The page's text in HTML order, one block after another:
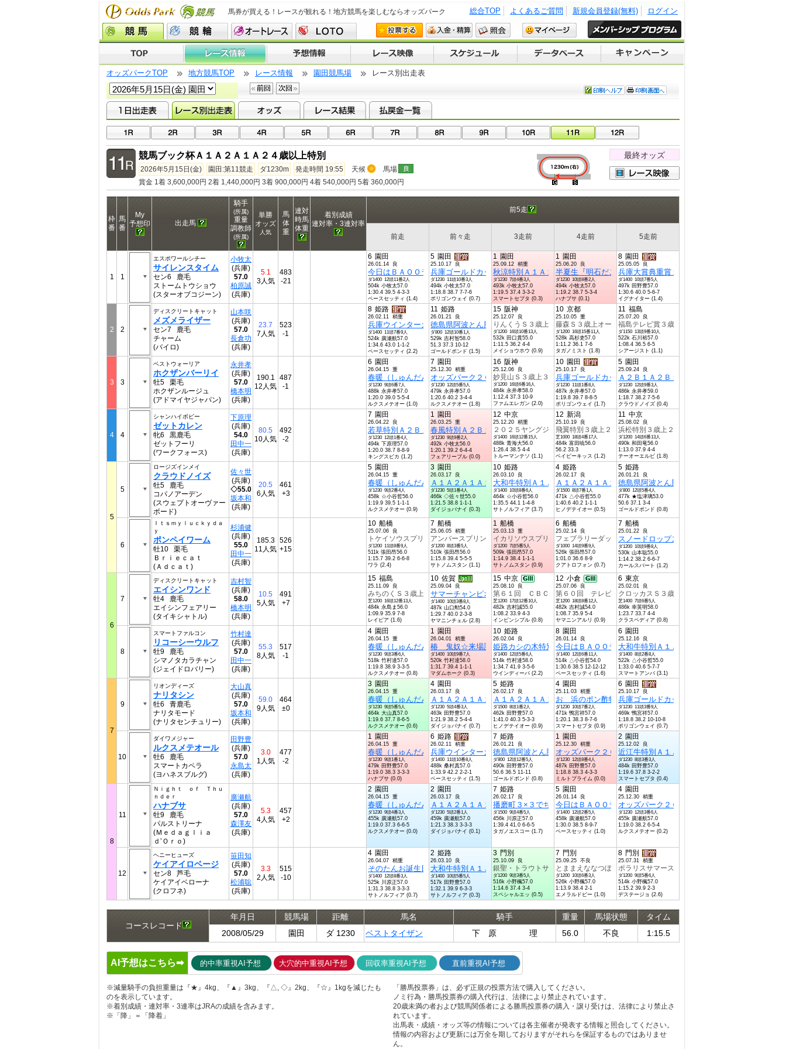
馬券が買える！レースが観れる！地方競馬を楽しむならオッズパーク ログイン
新規会員登録(無料)
よくあるご質問
総合TOP
オッズパークTOP 地方競馬TOP レース情報 園田競馬場 レース別出走表
競馬ブック杯Ａ１Ａ２Ａ１Ａ２４歳以上特別
2026年5月15日(金) 園田:第11競走 ダ1230m 発走時間 19:55 天候
馬場
賞金 1着 3,600,000円 2着 1,440,000円 3着 900,000円 4着 540,000円 5着 360,000円
最終オッズ
枠
番
馬
番
My
予想印
出走馬
騎手
(所属)
重量
調教師
(所属)
単勝
オッズ
人気
馬
体
重
連対
時馬
体重
着別成績
連対率・3連対率
前5走
前走 前々走 3走前 4走前 5走前
1 1
エスポワールシチー
サイレンスタイム
セン6 鹿毛
ストームトウショウ
(スターオブコジーン)
小牧太
(兵庫)
57.0
柏原誠
(兵庫)
5.1
3人気
483
-21
6 園田
26.01.14 良
今日はＢＡＯＯラジオ放送！記念Ａ１Ａ２Ａ１Ａ２４歳以上特別
ダ1400 12頭11番2人
504k 小牧太57.0
1:30.4 39.5 4-3-3
ペースセッティ (1.4)
5 園田
25.10.17 良
兵庫ゴールドカップ重賞１３歳以上登録馬
ダ1230 11頭10番3人
494k 小牧太57.0
1:18.8 38.7 7-7-6
ポリゴンウェイ (0.7)
1 園田
25.09.12 稍重
秋涼特別Ａ１Ａ２Ａ１Ａ２３歳以上特別
ダ1230 7頭4番3人
493k 小牧太57.0
1:19.5 37.4 3-3-2
スマートセプタ (0.3)
1 園田
25.06.20 良
半夏生『明石だこ』特別Ａ１Ａ２Ａ１Ａ２４歳以上特別
ダ1230 10頭8番2人
494k 小牧太57.0
1:19.2 38.7 5-3-4
ハナブサ (0.1)
8 園田
25.05.05 良
兵庫大賞典重賞１４歳以上登録馬
ダ1400 10頭7番5人
497k 田野豊57.0
1:30.6 40.0 5-6-7
イグナイター (1.4)
2 2
ディスクリートキャット
メズメライザー
セン7 鹿毛
チャーム
(パイロ)
山本咲
(兵庫)
57.0
長倉功
(兵庫)
23.7
7人気
523
-1
8 姫路
26.02.11 稍重
兵庫ウインターカップ重賞１４歳以上登録馬
ダ1400 11頭7番9人
524k 廣瀬航57.0
1:34.6 43.0 1-1-2
ペースセッティ (2.2)
11 姫路
26.01.21 良
徳島県阿波とん豚特別ＡＢ４歳以上特別
ダ800 12頭10番1人
529k 吉村智58.0
51.3 37.3 10-12
ゴールドボンド (1.5)
15 阪神
25.12.07 良
りんくうＳ３歳上オープン
ダ1200 16頭10番13人
532k 田口貫55.0
1:11.5 36.2 4-4
メイショウホウ (0.9)
10 京都
25.10.05 重
藤森Ｓ３歳上オープン
ダ1200 16頭15番11人
528k 高杉吏57.0
1:11.2 36.1 7-6
タガノミスト (1.8)
11 福島
25.07.20 良
福島テレビ賞３歳上オープン
ダ1150 13頭9番10人
522k 石川裕57.0
1:08.4 36.5 6-5
シアージスト (1.1)
3 3
ベストウォーリア
ホクザンバーリイ
牡5 栗毛
ホクザンルージュ
(アドマイヤジャパン)
永井孝
(兵庫)
57.0
橋本明
(兵庫)
190.1
12人気
487
-1
6 園田
26.04.15 重
春暖（しゅんだん）特別Ａ１Ａ２Ａ１Ａ２４歳以上特別
ダ1230 9頭6番7人
488k 永井孝57.0
1:20.0 39.0 5-5-4
ルクスメテオー (1.0)
7 園田
25.12.30 稍重
オッズパーク２０２５杯Ａ１Ａ２Ａ１Ａ２３歳以上特別
ダ1230 12頭5番5人
479k 永井孝57.0
1:20.6 40.2 3-4-4
ルクスメテオー (1.8)
16 阪神
25.12.06 良
妙見山Ｓ３歳上３勝クラス
ダ1200 16頭6番16人
484k 永井孝58.0
1:12.4 37.3 10-9
ファムエレガン (2.0)
10 園田
25.10.17 良
兵庫ゴールドカップ重賞１３歳以上登録馬
ダ1230 11頭1番8人
487k 永井孝57.0
1:19.8 39.7 8-8-5
ポリゴンウェイ (1.7)
5 園田
25.09.24 良
Ａ２Ｂ１Ａ２Ｂ１３歳以上特別
ダ1230 12頭9番3人
486k 永井孝59.0
1:18.7 38.2 7-5-6
クラウドノイズ (0.4)
4 4
シャンハイボビー
ゼットカレン
牝6 黒鹿毛
ゼットフーリ
(ワークフォース)
下原理
(兵庫)
54.0
田中一
(兵庫)
80.5
10人気
492
-2
7 園田
26.04.22 良
若草特別Ａ２Ｂ１Ａ２Ｂ１４歳以上特別
ダ1230 12頭1番4人
494k 下原理57.0
1:20.0 38.7 8-8-9
キングスピカ (1.2)
1 園田
26.03.25 重
春風特別Ａ２Ｂ１Ａ２Ｂ１４歳以上特別
ダ1230 9頭9番2人
492k 小牧太56.0
1:20.1 39.2 6-4-4
フェアリーブル (0.0)
12 中京
25.12.20 稍重
２０２５ヤングジョッキーズシリーズファイ３歳上２勝クラス
ダ1400 16頭12番15人
488k 青海大56.0
1:26.4 38.5 4-4
トルーマンテソ (1.1)
12 新潟
25.10.19 良
飛翼特別３歳上２勝クラス
芝1000 18頭4番17人
484k 富田暁56.0
56.2 33.3
ベイビーキッス (1.2)
11 中京
25.08.02 良
浜松特別３歳上２勝クラス
ダ1200 14頭6番13人
490k 和田竜56.0
1:13.0 37.9 4-4
テーオーエルビ (1.8)
5
5
ロージズインメイ
クラウドノイズ
牡5 鹿毛
コパノアーデン
(スウェプトオーヴァー
ボード)
佐々世
(兵庫)
◇55.0
坂本和
(兵庫)
20.5
6人気
461
+3
5 園田
26.04.15 重
春暖（しゅんだん）特別Ａ１Ａ２Ａ１Ａ２４歳以上特別
ダ1230 9頭2番4人
458k ☆小谷哲56.0
1:19.9 39.5 1-1-1
ルクスメテオー (0.9)
3 園田
26.03.17 良
Ａ１Ａ２Ａ１Ａ２４歳以上特別
ダ1230 5頭1番4人
466k ◇佐々世55.0
1:21.5 38.8 1-1-1
ダイジョバナイ (0.3)
10 姫路
26.03.10 良
大和牛特別Ａ１Ａ１４歳以上特別
ダ1400 10頭8番6人
464k ☆小谷哲56.0
1:35.5 44.1 1-4-8
サトノルフィア (3.7)
4 姫路
26.02.17 良
Ａ１Ａ２Ａ１Ａ２４歳以上特別
ダ1500 8頭7番1人
471k △小谷哲55.0
1:40.6 40.2 1-1-1
ヒノデテイオー (0.5)
5 姫路
26.01.21 良
徳島県阿波とん豚特別ＡＢ４歳以上特別
ダ800 12頭5番4人
477k ★塩津璃53.0
50.6 37.1 3-4
ゴールドボンド (0.8)
6
Ｉｔｓｍｙｌｕｃｋｙｄａ
ｙ
ポンペイワーム
牡10 栗毛
Ｂｒｉｅｃａｔ
(Ａｄｃａｔ)
杉浦健
(兵庫)
55.0
田中一
(兵庫)
185.3
11人気
526
+15
10 船橋
25.07.06 良
トケイソウスプリントＢ１選抜馬
ダ1200 11頭8番9人
511k 張田昂56.0
1:15.7 39.2 6-6-8
ワラ (2.4)
7 船橋
25.06.05 稍重
アンバースプリントＢ１選抜馬
ダ1200 8頭3番5人
510k 張田昂56.0
1:15.8 39.4 5-5-5
サトノムスタン (1.1)
1 船橋
25.03.13 重
イカリソウスプリントＢ１Ｂ２選抜馬
ダ1200 7頭5番5人
509k 張田昂57.0
1:14.9 38.4 1-1-1
サトノムスタン (0.9)
6 船橋
25.02.14 良
フェブラリーダッシュＢ１以下選抜馬
ダ1000 14頭9番9人
526k 張田昂57.0
1:01.0 36.6 8-9
クアトロフォン (0.7)
7 船橋
25.01.22 良
スノードロップスプリントＡ２以下選抜馬
ダ1200 10頭9番8人
530k 山本聡55.0
1:14.2 38.2 6-6-7
カールスバート (1.2)
6
7
ディスクリートキャット
エイシンワンド
牡4 鹿毛
エイシンフェアリー
(タイキシャトル)
吉村智
(兵庫)
58.0
橋本明
(兵庫)
10.5
5人気
491
+7
15 福島
25.11.09 良
みちのくＳ３歳上オープン
芝1200 16頭12番13人
484k 永島ま56.0
1:09.9 35.9 7-8
レイピア (1.6)
10 佐賀
25.09.04 良
サマーチャンピオン（Ｊｐｎ３）オープン
ダ1400 10頭3番8人
487k 山口勲54.0
1:29.7 40.0 2-3-8
ヤマニンチェル (2.8)
15 中京
25.08.10 良
第６１回 ＣＢＣ賞３歳上オープン
芝1200 17頭12番10人
482k 吉村誠55.0
1:08.2 33.9 4-3
インビンシブル (0.8)
12 小倉
25.07.06 良
第６０回 テレビ西日本賞北九州記念３歳上オープン
芝1200 18頭8番12人
482k 吉村誠54.0
1:08.7 35.9 5-4
ヤマニンアルリ (0.9)
6 東京
25.02.01 良
クロッカスＳ３歳オープン
芝1400 7頭6番5人
486k 幸英明58.0
1:23.7 33.7 4-4
クラスペディア (0.8)
8
スマートファルコン
リコーシーウルフ
牡9 鹿毛
シマノタカラチャン
(ジェイドロバリー)
竹村達
(兵庫)
57.0
田中一
(兵庫)
55.3
8人気
517
-1
4 園田
26.04.15 重
春暖（しゅんだん）特別Ａ１Ａ２Ａ１Ａ２４歳以上特別
ダ1230 9頭3番6人
518k 竹村達57.0
1:19.8 38.9 3-3-5
ルクスメテオー (0.8)
1 園田
26.04.01 稍重
椿 鬼奴☆来場記念Ａ２Ｂ１Ａ２Ｂ１４歳以上特別
ダ1400 10頭9番7人
520k 竹村達58.0
1:31.7 39.4 1-1-1
マダムホーク (0.3)
10 姫路
26.02.04 良
姫路カシの木特別Ａ２Ｂ１Ａ２Ｂ１４歳以上特別
ダ1400 12頭5番6人
514k 竹村達58.0
1:34.7 41.9 3-5-6
ウインディーパ (2.2)
8 園田
26.01.14 良
今日はＢＡＯＯラジオ放送！記念Ａ１Ａ２Ａ１Ａ２４歳以上特別
ダ1400 12頭6番11人
514k △小谷哲54.0
1:30.6 38.5 12-12-12
ペースセッティ (1.6)
6 園田
25.12.16 良
大和牛特別Ａ１Ａ１３歳以上特別
ダ1400 8頭2番8人
522k △小谷哲55.0
1:33.0 40.6 5-7-7
スマートアンバ (3.1)
7
9
リオンディーズ
ナリタシン
牡6 青鹿毛
ナリタモード
(ナリタセンチュリー)
大山真
(兵庫)
57.0
坂本和
(兵庫)
59.0
9人気
464
±0
3 園田
26.04.15 重
春暖（しゅんだん）特別Ａ１Ａ２Ａ１Ａ２４歳以上特別
ダ1230 9頭5番5人
464k 大山真57.0
1:19.6 37.7 8-6-5
ルクスメテオー (0.6)
4 園田
26.03.17 良
Ａ１Ａ２Ａ１Ａ２４歳以上特別
ダ1230 5頭4番3人
463k 田野豊57.0
1:21.9 38.2 5-4-4
ダイジョバナイ (0.7)
5 姫路
26.02.17 良
Ａ１Ａ２Ａ１Ａ２４歳以上特別
ダ1500 8頭1番2人
462k 田野豊57.0
1:41.0 40.3 5-3-3
ヒノデテイオー (0.9)
4 園田
25.11.03 稍重
おゝ浜のポン酢特別Ａ１Ａ２Ａ１Ａ２３歳以上特別
ダ1230 10頭7番2人
471k 鴨宮祥57.0
1:20.1 38.3 8-7-6
スマートセプタ (0.9)
6 園田
25.10.17 良
兵庫ゴールドカップ重賞１３歳以上登録馬
ダ1230 11頭3番9人
469k 鴨宮祥57.0
1:18.8 38.2 10-10-8
ポリゴンウェイ (0.7)
10
ダイワメジャー
ルクスメテオール
牡6 鹿毛
スマートカペラ
(ヨハネスブルグ)
田野豊
(兵庫)
57.0
永島太
(兵庫)
3.0
1人気
477
-2
1 園田
26.04.15 重
春暖（しゅんだん）特別Ａ１Ａ２Ａ１Ａ２４歳以上特別
ダ1230 9頭1番1人
479k 田野豊57.0
1:19.0 38.3 3-3-3
ハナブサ (0.0)
6 姫路
26.02.11 稍重
兵庫ウインターカップ重賞１４歳以上登録馬
ダ1400 11頭10番8人
488k 桑村真57.0
1:33.9 42.2 2-2-1
ペースセッティ (1.5)
7 姫路
26.01.21 良
徳島県阿波とん豚特別ＡＢ４歳以上特別
ダ800 12頭12番5人
490k 田野豊57.0
50.6 36.5 11-11
ゴールドボンド (0.8)
1 園田
25.12.30 稍重
オッズパーク２０２５杯Ａ１Ａ２Ａ１Ａ２３歳以上特別
ダ1230 12頭8番4人
487k 田野豊57.0
1:18.8 38.3 4-3-3
ミルトプライム (0.0)
2 園田
25.12.02 良
近江牛特別Ａ１Ａ２Ａ１Ａ２３歳以上特別
ダ1230 8頭3番3人
484k 田野豊57.0
1:19.6 37.8 3-2-2
スマートセプタ (0.4)
8
11
Ｎｉｇｈｔ ｏｆ Ｔｈｕ
ｎｄｅｒ
ハナブサ
牡9 鹿毛
パルストリーナ
(Ｍｅｄａｇｌｉａ
ｄ’Ｏｒｏ)
廣瀬航
(兵庫)
57.0
森澤友
(兵庫)
5.3
4人気
457
+2
2 園田
26.04.15 重
春暖（しゅんだん）特別Ａ１Ａ２Ａ１Ａ２４歳以上特別
ダ1230 9頭4番3人
455k 廣瀬航57.0
1:19.0 37.3 6-6-5
ルクスメテオー (0.0)
2 園田
26.03.17 良
Ａ１Ａ２Ａ１Ａ２４歳以上特別
ダ1230 5頭2番1人
459k 廣瀬航57.0
1:21.3 38.3 3-3-3
ダイジョバナイ (0.1)
7 姫路
26.02.17 良
播磨町３×３でちょうどいいＡ１Ａ１４歳以上特別
ダ1500 9頭4番5人
456k 川原正57.0
1:39.4 41.0 6-6-5
タガノエスコー (1.7)
5 園田
26.01.14 良
今日はＢＡＯＯラジオ放送！記念Ａ１Ａ２Ａ１Ａ２４歳以上特別
ダ1400 12頭2番5人
458k 廣瀬航57.0
1:30.0 38.5 8-9-7
ペースセッティ (1.0)
4 園田
25.12.30 稍重
オッズパーク２０２５杯Ａ１Ａ２Ａ１Ａ２３歳
ダ1230 12頭3番6人
455k 廣瀬航57.0
1:19.0 38.2 6-5-4
ルクスメテオー (0.2)
12
ヘニーヒューズ
ケイアイロベージ
セン8 芦毛
ケイアイベローナ
(クロフネ)
笹田知
(兵庫)
57.0
松浦聡
(兵庫)
3.3
2人気
515
-10
4 園田
26.04.07 稍重
そのたんお誕生日記念Ａ１Ａ１４歳以上特別
ダ1400 12頭8番3人
525k 川原正57.0
1:31.3 38.8 3-3-3
サトノルフィア (0.7)
2 姫路
26.03.10 良
大和牛特別Ａ１Ａ１４歳以上特別
ダ1400 10頭5番5人
517k 田野豊57.0
1:32.1 39.9 6-3-3
サトノルフィア (0.3)
3 門別
25.10.09 良
銀聖・トラウトサーモン応援特別Ａ１Ａ２－１
ダ1200 9頭3番5人
516k 小野楓57.0
1:14.6 37.4 3-4
スペシャルエッ (0.5)
7 門別
25.09.25 不良
とままえななつぼし特別Ａ１Ａ２－１
ダ1200 10頭6番3人
526k 小野楓57.0
1:13.9 38.4 2-1
エメラルドビー (1.0)
8 門別
25.07.31 稍重
ポラリスサマースプリント〔Ｈ３〕（シャン一般オ
ダ1200 9頭5番6人
514k 小野楓57.0
1:15.2 39.9 2-3
デステージョ (2.6)
コースレコード
年月日 競馬場 距離 馬名 騎手 重量 馬場状態
タイム
2008/05/29
園田 ダ 1230 ベストタイザン 下 原 理 56.0 不良 1:15.5
AI予想はこちら➡ 的中率重視AI予想 大穴的中重視AI予想 回収率重視AI予想 直前重視AI予想
※減量騎手の負担重量は『★』4kg、『▲』3kg、『△, ◇』2kg、『☆』1kgを減じたも
のを表示しています。
※着別成績・連対率・3連率はJRAの成績を含みます。
※「降」＝「降着」
「勝馬投票券」は、必ず正規の投票方法で購入してください。
ノミ行為・勝馬投票券の購入代行は、法律により禁止されています。
20歳未満の者および競馬関係者による勝馬投票券の購入・譲り受けは、法律により禁止さ
れています。
出馬表・成績・オッズ等の情報については各主催者が発表する情報と照合してください。
情報の内容および更新には万全を期しておりますがそれらを保証するものではありませ
ん。